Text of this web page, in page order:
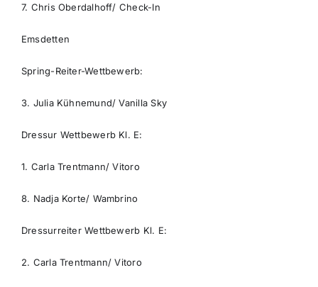
7. Chris Oberdalhoff/ Check-In
Emsdetten
Spring-Reiter-Wettbewerb:
3. Julia Kühnemund/ Vanilla Sky
Dressur Wettbewerb Kl. E:
1. Carla Trentmann/ Vitoro
8. Nadja Korte/ Wambrino
Dressurreiter Wettbewerb Kl. E:
2. Carla Trentmann/ Vitoro